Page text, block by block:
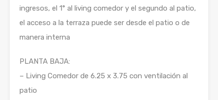
ingresos, el 1° al living comedor y el segundo al patio,
el acceso a la terraza puede ser desde el patio o de
manera interna
PLANTA BAJA:
– Living Comedor de 6.25 x 3.75 con ventilación al
patio